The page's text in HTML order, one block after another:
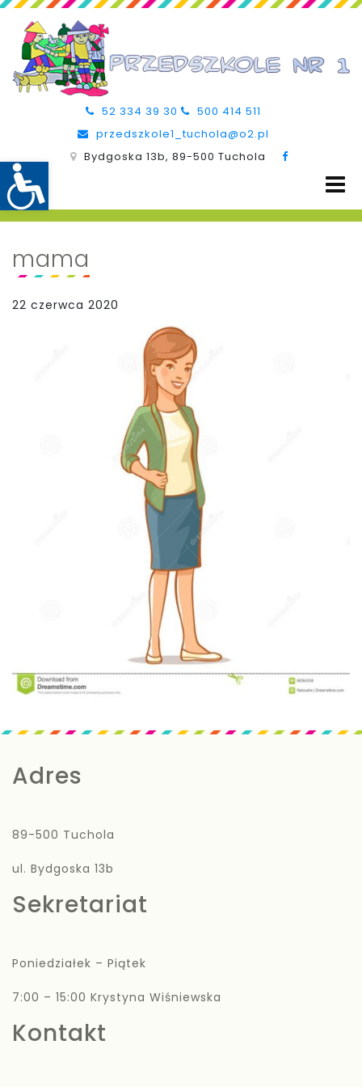
52 334 39 30
500 414 511
przedszkole1_tuchola@o2.pl
Bydgoska 13b, 89-500 Tuchola
mama
22 czerwca 2020
Adres
89-500 Tuchola
ul. Bydgoska 13b
Sekretariat
Poniedziałek – Piątek
7:00 – 15:00 Krystyna Wiśniewska
Kontakt